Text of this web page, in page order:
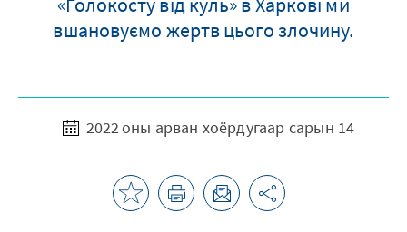
вшановуємо жертв цього злочину.
2022 оны арван хоёрдугаар сарын 14